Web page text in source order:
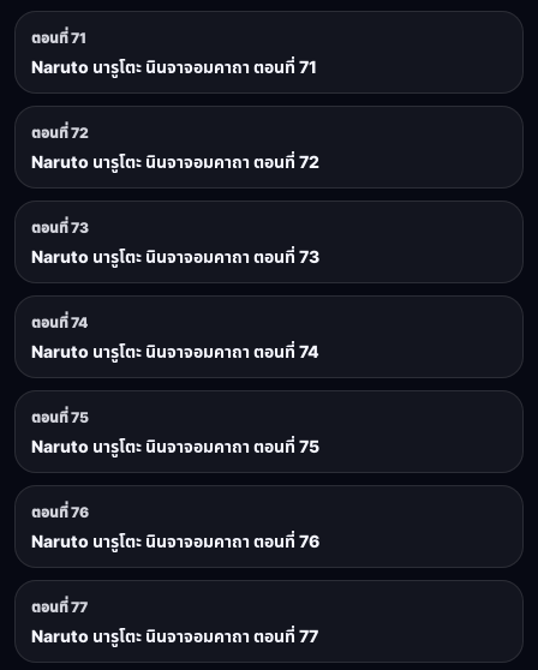
ตอนที่ 71
Naruto นารูโตะ นินจาจอมคาถา ตอนที่ 71
ตอนที่ 72
Naruto นารูโตะ นินจาจอมคาถา ตอนที่ 72
ตอนที่ 73
Naruto นารูโตะ นินจาจอมคาถา ตอนที่ 73
ตอนที่ 74
Naruto นารูโตะ นินจาจอมคาถา ตอนที่ 74
ตอนที่ 75
Naruto นารูโตะ นินจาจอมคาถา ตอนที่ 75
ตอนที่ 76
Naruto นารูโตะ นินจาจอมคาถา ตอนที่ 76
ตอนที่ 77
Naruto นารูโตะ นินจาจอมคาถา ตอนที่ 77